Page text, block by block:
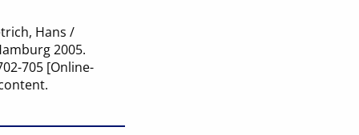
Hans /
2005.
705 [Online-